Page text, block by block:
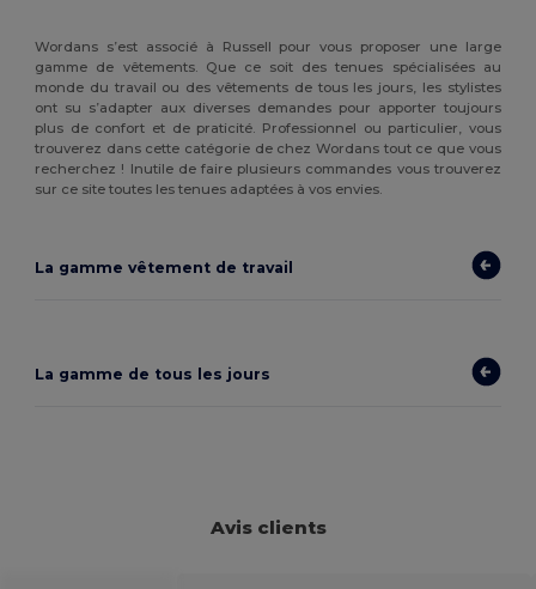
Wordans s’est associé à Russell pour vous proposer une large
gamme de vêtements. Que ce soit des tenues spécialisées au
monde du travail ou des vêtements de tous les jours, les stylistes
ont su s’adapter aux diverses demandes pour apporter toujours
plus de confort et de praticité. Professionnel ou particulier, vous
trouverez dans cette catégorie de chez Wordans tout ce que vous
recherchez ! Inutile de faire plusieurs commandes vous trouverez
sur ce site toutes les tenues adaptées à vos envies.
La gamme vêtement de travail
La gamme de tous les jours
Avis clients